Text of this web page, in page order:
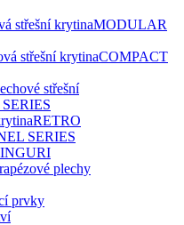
střešní krytinaMODULAR
střešní krytinaCOMPACT
střešní
RETRO
SERIES
INGURI
plechy
prvky